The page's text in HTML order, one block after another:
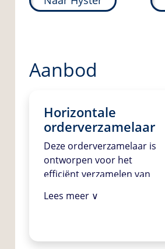
Minimale impact op
orderpicker
Aanbod
Horizontale
orderverzamelaar
Deze orderverzamelaar is
ontworpen voor het
efficiënt verzamelen van
eerste niveau van een
de mogelijkheid om
Lees meer ∨